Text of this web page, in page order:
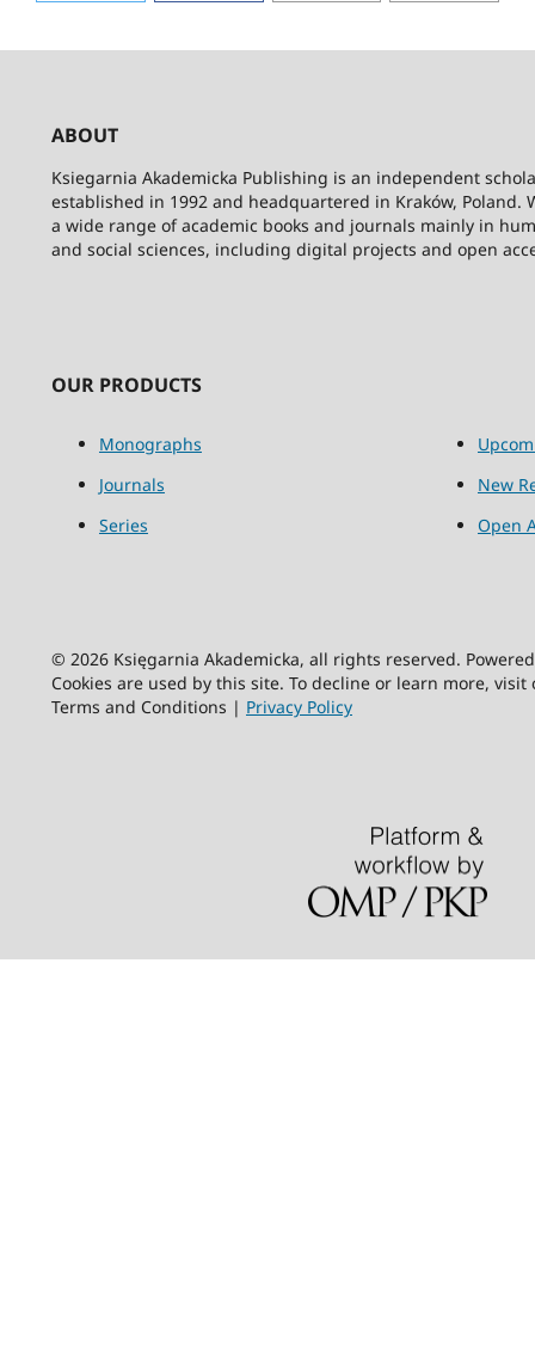
ABOUT
Ksiegarnia Akademicka Publishing is an independent
established in 1992 and headquartered in Kraków, Poland.
a wide range of academic books and journals mainly in
and social sciences, including digital projects and open
OUR PRODUCTS
Monographs
Journals
Series
New
Open
© 2026 Księgarnia Akademicka, all rights reserved.
Cookies are used by this site. To decline or learn more,
Terms and Conditions | Privacy Policy